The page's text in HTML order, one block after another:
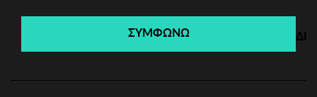
Λήγει σε: 00ημέρες | 00ώρες 00λεπτά 00δευτ.
ΣΥΜΦΩΝΩ